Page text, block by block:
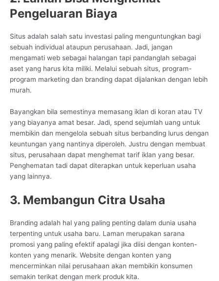
Pengeluaran Biaya
Situs adalah salah satu investasi paling menguntungkan bagi
sebuah individual ataupun perusahaan. Jadi, jangan
mengamati web sebagai halangan tapi pandanglah sebagai
aset yang harus kita miliki. Melalui sebuah situs, program-
program marketing dan branding dapat dijalankan dengan lebih
murah.
Bayangkan bila semestinya memasang iklan di koran atau TV
yang biayanya amat besar. Jadi, spend sejumlah uang untuk
membikin dan mengelola sebuah situs berbanding lurus dengan
keuntungan yang nantinya diperoleh. Justru dengan membuat
situs, perusahaan dapat menghemat tarif iklan yang besar.
Penghematan tadi dapat diterapkan untuk keperluan usaha
yang lainnya.
3. Membangun Citra Usaha
Branding adalah hal yang paling penting dalam dunia usaha
terpenting untuk usaha baru. Laman merupakan sarana
promosi yang paling efektif apalagi jika diisi dengan konten-
konten yang menarik. Website dengan konten yang
mencerminkan nilai perusahaan akan membikin konsumen
semakin terikat dengan merk produk kita.